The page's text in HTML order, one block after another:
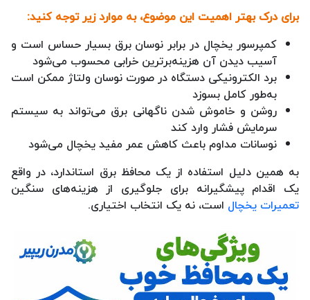
برای درک بهتر اهمیت این موضوع، به موارد زیر توجه کنید:
کمپرسور یخچال در برابر نوسان برق بسیار حساس است و
آسیب دیدن آن هزینه‌برترین خرابی محسوب می‌شود
برد الکترونیکی دستگاه در صورت نوسان ولتاژ ممکن است
به‌طور کامل بسوزد
روشن و خاموش شدن ناگهانی برق می‌تواند به سیستم
سرمایش فشار وارد کند
نوسانات مداوم باعث کاهش عمر مفید یخچال می‌شود
به همین دلیل استفاده از یک محافظ برق استاندارد، در واقع
یک اقدام پیشگیرانه برای جلوگیری از هزینه‌های سنگین
تعمیرات یخچال است، نه یک انتخاب اختیاری.